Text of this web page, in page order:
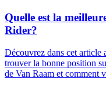
Quelle est la
Rider?
Découvrez dans cet article
trouver la bonne position
de Van Raam et comment